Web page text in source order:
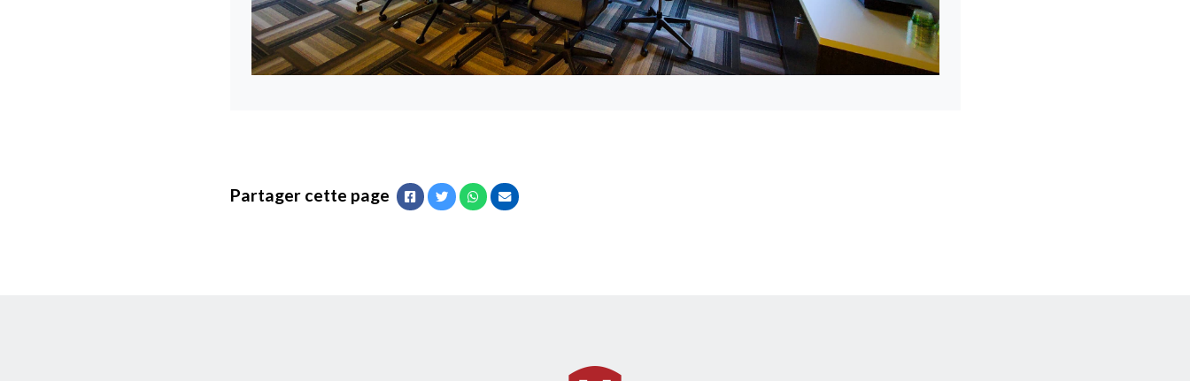
Partager cette page Facebook
TwitterWhatsappCourriel